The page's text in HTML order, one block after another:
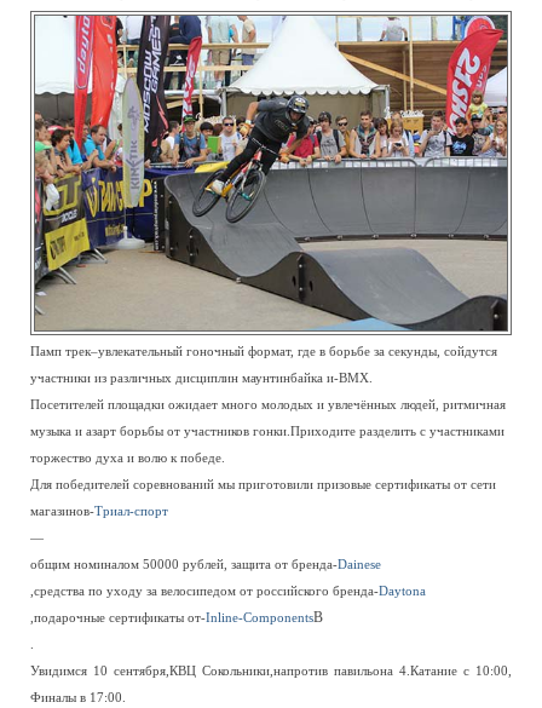
Памп трек–увлекательный гоночный формат, где в борьбе за секунды, сойдутся
участники из различных дисциплин маунтинбайка и-ВМХ.
Посетителей площадки ожидает много молодых и увлечённых людей, ритмичная
музыка и азарт борьбы от участников гонки.Приходите разделить с участниками
торжество духа и волю к победе.
Для победителей соревнований мы приготовили призовые сертификаты от сети
магазинов-Триал-спорт
—
общим номиналом 50000 рублей, защита от бренда-Dainese
,средства по уходу за велосипедом от российского бренда-Daytona
,подарочные сертификаты от-Inline-ComponentsВ
.
Увидимся 10 сентября,КВЦ Сокольники,напротив павильона 4.Катание с 10:00,
Финалы в 17:00.